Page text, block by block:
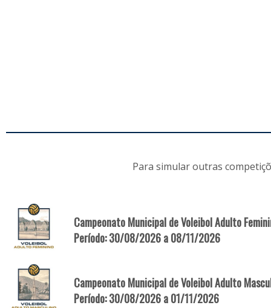
Para simular outras
Campeonato Municipal de Voleibol Adulto
Período: 30/08/2026 a 08/11/2026
Campeonato Municipal de Voleibol Adulto
Período: 30/08/2026 a 01/11/2026